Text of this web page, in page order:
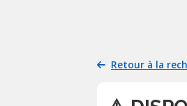
Retour à la